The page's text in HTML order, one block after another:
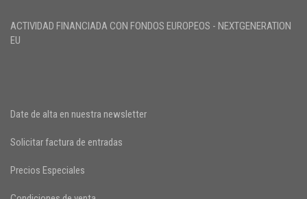
ACTIVIDAD FINANCIADA CON FONDOS EUROPEOS - NEXTGENERATION
EU
Date de alta en nuestra newsletter
Solicitar factura de entradas
Precios Especiales